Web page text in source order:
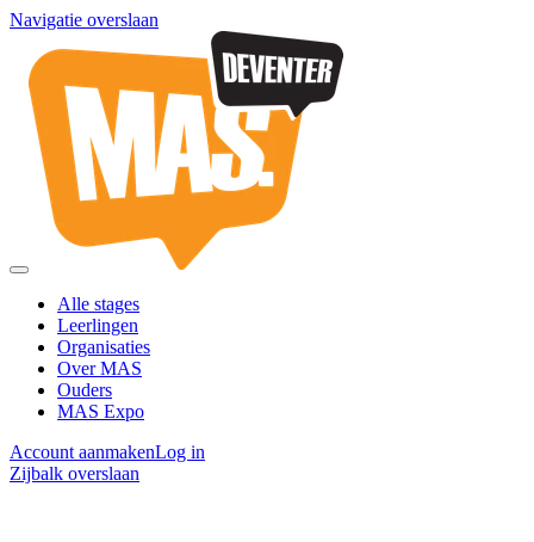
Navigatie overslaan
Alle stages
Leerlingen
Organisaties
Over MAS
Ouders
MAS Expo
Account aanmakenLog in
Zijbalk overslaan